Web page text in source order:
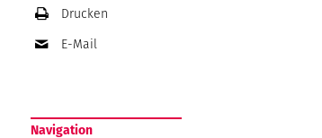
Drucken
E-Mail
Navigation